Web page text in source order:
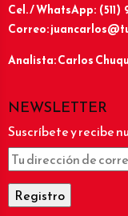
Cel. / WhatsApp: (511)
Correo:
Analista: Carlos
NEWSLETTER
Suscríbete y recibe